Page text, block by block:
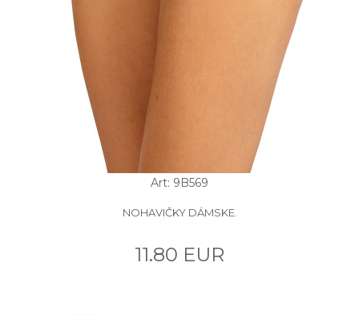
Art: 9B569
NOHAVIČKY DÁMSKE.
11.80 EUR